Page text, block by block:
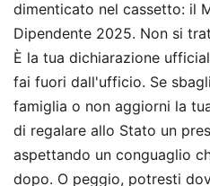
dimenticato nel cassetto: il
Dipendente 2025. Non si
È la tua dichiarazione
fai fuori dall'ufficio. Se
famiglia o non aggiorni la
di regalare allo Stato un
aspettando un conguaglio
dopo. O peggio, potresti